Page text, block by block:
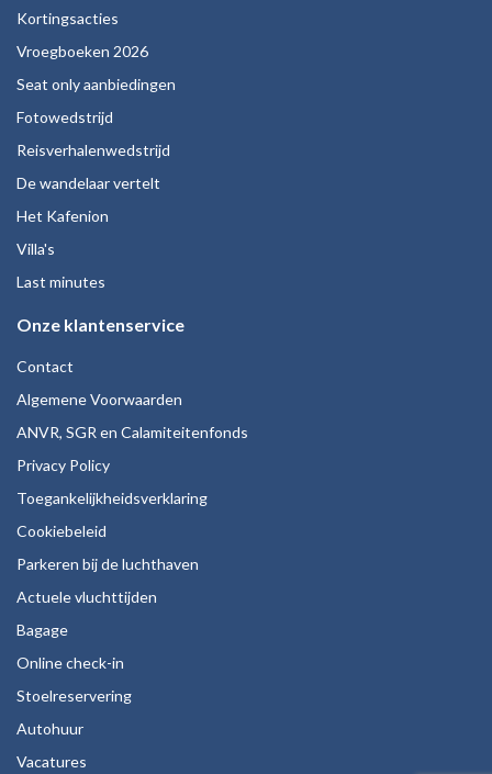
Kortingsacties
Vroegboeken 2026
Seat only aanbiedingen
Fotowedstrijd
Reisverhalenwedstrijd
De wandelaar vertelt
Het Kafenion
Villa's
Last minutes
Onze klantenservice
Contact
Algemene Voorwaarden
ANVR, SGR en Calamiteitenfonds
Privacy Policy
Toegankelijkheidsverklaring
Cookiebeleid
Parkeren bij de luchthaven
Actuele vluchttijden
Bagage
Online check-in
Stoelreservering
Autohuur
Vacatures